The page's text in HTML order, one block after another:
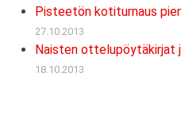
Pisteetön kotiturnaus
27.10.2013
Naisten ottelupöytäkirjat
18.10.2013